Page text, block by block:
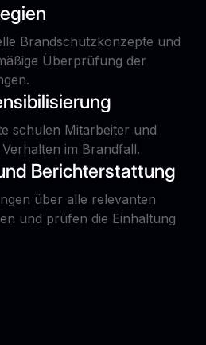
Brandschutzkonzepte und
Überprüfung der
schulen Mitarbeiter und
im Brandfall.
Berichterstattung
über alle relevanten
und prüfen die Einhaltung